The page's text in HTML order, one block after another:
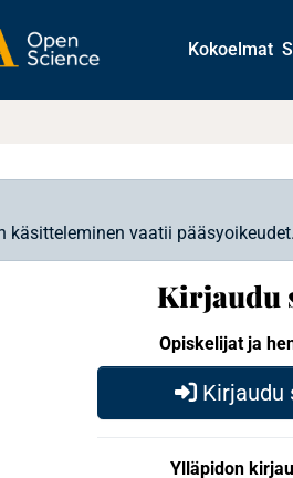
Kokoelmat
käsitteleminen vaatii
Kirjaudu
Opiskelijat ja
Kirjaudu
Ylläpidon